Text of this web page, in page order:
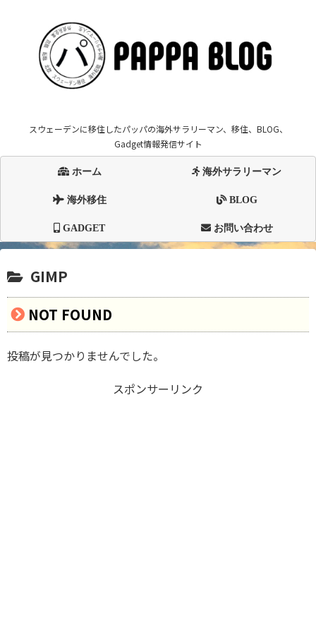
スウェーデンに移住したパッパの海外サラリーマン、移住、BLOG、
Gadget情報発信サイト
ホーム 海外サラリーマン
海外移住 BLOG
GADGET お問い合わせ
GIMP
NOT FOUND
投稿が見つかりませんでした。
スポンサーリンク